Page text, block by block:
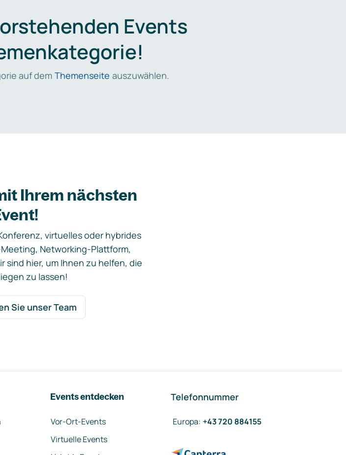
Events
auf dem Themenseite auszuwählen.
Ihrem nächsten
virtuelles oder hybrides
Networking-Plattform,
sind hier, um Ihnen zu helfen, die
zu lassen!
Sie unser Team
Events entdecken
Vor-Ort-Events
Virtuelle Events
Telefonnummer
Europa: +43 720 884155